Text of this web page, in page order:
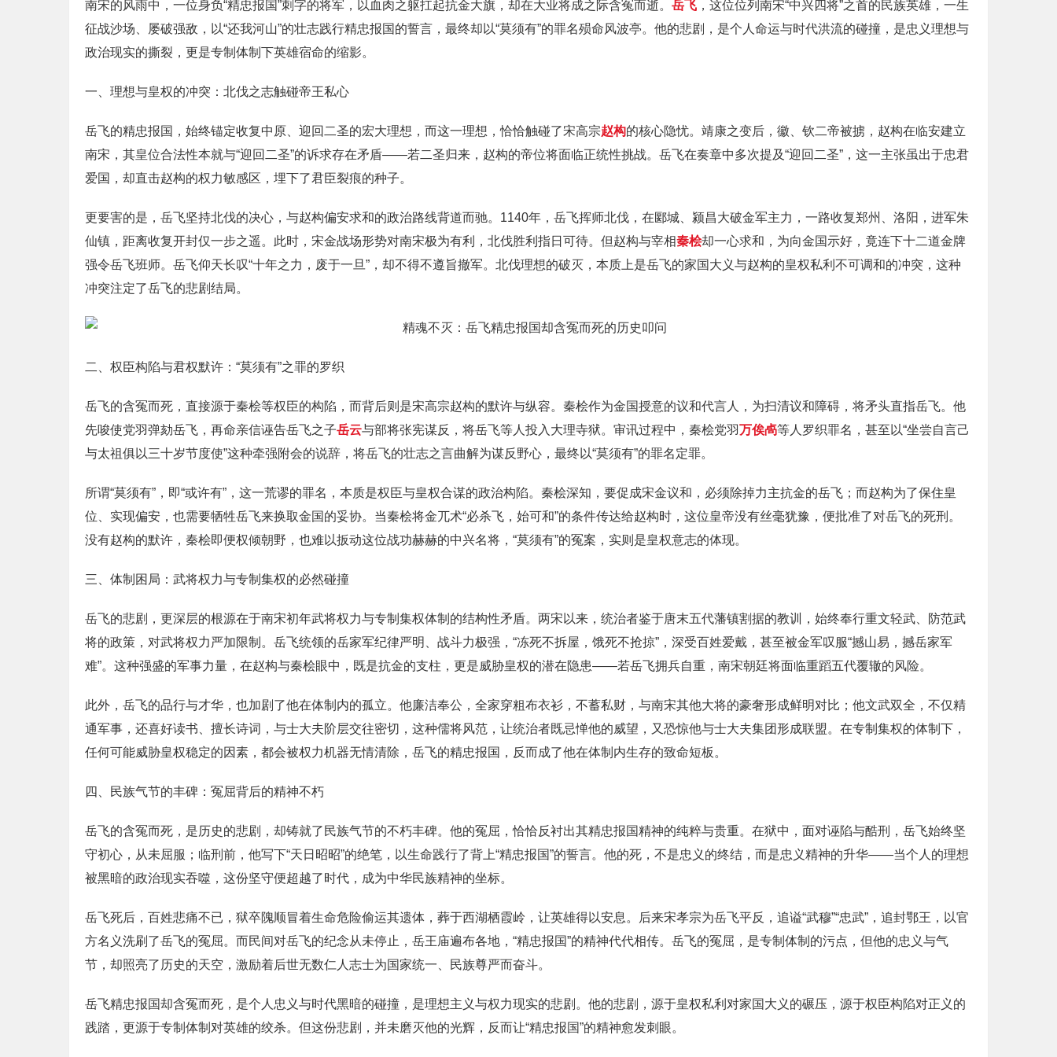
南宋的风雨中，一位身负“精忠报国”刺字的将军，以血肉之躯扛起抗金大旗，却在大业将成之际含冤而逝。 岳飞 ，这位位列南宋“中兴四将”之首的民族英雄，一生
征战沙场、屡破强敌，以“还我河山”的壮志践行精忠报国的誓言，最终却以“莫须有”的罪名殒命风波亭。他的悲剧，是个人命运与时代洪流的碰撞，是忠义理想与
政治现实的撕裂，更是专制体制下英雄宿命的缩影。
一、理想与皇权的冲突：北伐之志触碰帝王私心
岳飞的精忠报国，始终锚定收复中原、迎回二圣的宏大理想，而这一理想，恰恰触碰了宋高宗赵构的核心隐忧。靖康之变后，徽、钦二帝被掳，赵构在临安建立
南宋，其皇位合法性本就与“迎回二圣”的诉求存在矛盾——若二圣归来，赵构的帝位将面临正统性挑战。岳飞在奏章中多次提及“迎回二圣”，这一主张虽出于忠君
爱国，却直击赵构的权力敏感区，埋下了君臣裂痕的种子。
更要害的是，岳飞坚持北伐的决心，与赵构偏安求和的政治路线背道而驰。1140年，岳飞挥师北伐，在郾城、颍昌大破金军主力，一路收复郑州、洛阳，进军朱
仙镇，距离收复开封仅一步之遥。此时，宋金战场形势对南宋极为有利，北伐胜利指日可待。但赵构与宰相秦桧却一心求和，为向金国示好，竟连下十二道金牌
强令岳飞班师。岳飞仰天长叹“十年之力，废于一旦”，却不得不遵旨撤军。北伐理想的破灭，本质上是岳飞的家国大义与赵构的皇权私利不可调和的冲突，这种
冲突注定了岳飞的悲剧结局。
二、权臣构陷与君权默许：“莫须有”之罪的罗织
岳飞的含冤而死，直接源于秦桧等权臣的构陷，而背后则是宋高宗赵构的默许与纵容。秦桧作为金国授意的议和代言人，为扫清议和障碍，将矛头直指岳飞。他
先唆使党羽弹劾岳飞，再命亲信诬告岳飞之子岳云与部将张宪谋反，将岳飞等人投入大理寺狱。审讯过程中，秦桧党羽万俟卨等人罗织罪名，甚至以“坐尝自言己
与太祖俱以三十岁节度使”这种牵强附会的说辞，将岳飞的壮志之言曲解为谋反野心，最终以“莫须有”的罪名定罪。
所谓“莫须有”，即“或许有”，这一荒谬的罪名，本质是权臣与皇权合谋的政治构陷。秦桧深知，要促成宋金议和，必须除掉力主抗金的岳飞；而赵构为了保住皇
位、实现偏安，也需要牺牲岳飞来换取金国的妥协。当秦桧将金兀术“必杀飞，始可和”的条件传达给赵构时，这位皇帝没有丝毫犹豫，便批准了对岳飞的死刑。
没有赵构的默许，秦桧即便权倾朝野，也难以扳动这位战功赫赫的中兴名将，“莫须有”的冤案，实则是皇权意志的体现。
三、体制困局：武将权力与专制集权的必然碰撞
岳飞的悲剧，更深层的根源在于南宋初年武将权力与专制集权体制的结构性矛盾。两宋以来，统治者鉴于唐末五代藩镇割据的教训，始终奉行重文轻武、防范武
将的政策，对武将权力严加限制。岳飞统领的岳家军纪律严明、战斗力极强，“冻死不拆屋，饿死不抢掠”，深受百姓爱戴，甚至被金军叹服“撼山易，撼岳家军
难”。这种强盛的军事力量，在赵构与秦桧眼中，既是抗金的支柱，更是威胁皇权的潜在隐患——若岳飞拥兵自重，南宋朝廷将面临重蹈五代覆辙的风险。
此外，岳飞的品行与才华，也加剧了他在体制内的孤立。他廉洁奉公，全家穿粗布衣衫，不蓄私财，与南宋其他大将的豪奢形成鲜明对比；他文武双全，不仅精
通军事，还喜好读书、擅长诗词，与士大夫阶层交往密切，这种儒将风范，让统治者既忌惮他的威望，又恐惊他与士大夫集团形成联盟。在专制集权的体制下，
任何可能威胁皇权稳定的因素，都会被权力机器无情清除，岳飞的精忠报国，反而成了他在体制内生存的致命短板。
四、民族气节的丰碑：冤屈背后的精神不朽
岳飞的含冤而死，是历史的悲剧，却铸就了民族气节的不朽丰碑。他的冤屈，恰恰反衬出其精忠报国精神的纯粹与贵重。在狱中，面对诬陷与酷刑，岳飞始终坚
守初心，从未屈服；临刑前，他写下“天日昭昭”的绝笔，以生命践行了背上“精忠报国”的誓言。他的死，不是忠义的终结，而是忠义精神的升华——当个人的理想
被黑暗的政治现实吞噬，这份坚守便超越了时代，成为中华民族精神的坐标。
岳飞死后，百姓悲痛不已，狱卒隗顺冒着生命危险偷运其遗体，葬于西湖栖霞岭，让英雄得以安息。后来宋孝宗为岳飞平反，追谥“武穆”“忠武”，追封鄂王，以官
方名义洗刷了岳飞的冤屈。而民间对岳飞的纪念从未停止，岳王庙遍布各地，“精忠报国”的精神代代相传。岳飞的冤屈，是专制体制的污点，但他的忠义与气
节，却照亮了历史的天空，激励着后世无数仁人志士为国家统一、民族尊严而奋斗。
岳飞精忠报国却含冤而死，是个人忠义与时代黑暗的碰撞，是理想主义与权力现实的悲剧。他的悲剧，源于皇权私利对家国大义的碾压，源于权臣构陷对正义的
践踏，更源于专制体制对英雄的绞杀。但这份悲剧，并未磨灭他的光辉，反而让“精忠报国”的精神愈发刺眼。